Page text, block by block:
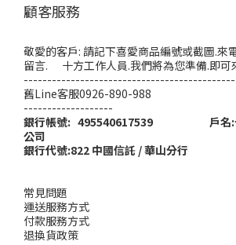
顧客服務
敬愛的客戶: 請記下喜愛商品編號或截圖.來
留言. 十方工作人員.我們將為您準備.即可
---------------------------------------------
舊Line客服0926-890-
-------------------
銀行帳號: 495540617539 戶名:十
公司
銀行代號:822 中國信託 / 華山分行
常見問題
運送服務方式
付款服務方式
退換貨政策